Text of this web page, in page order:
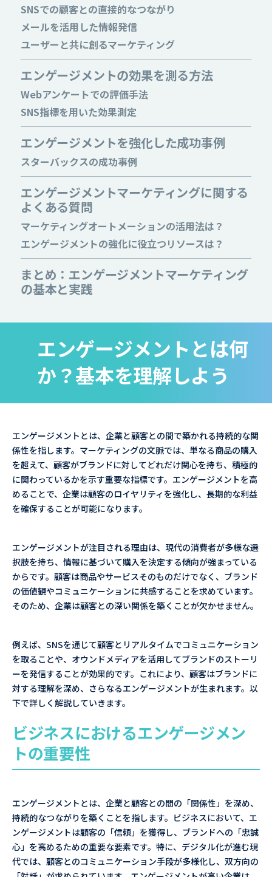
SNSでの顧客との直接的なつながり
メールを活用した情報発信
ユーザーと共に創るマーケティング
エンゲージメントの効果を測る方法
Webアンケートでの評価手法
SNS指標を用いた効果測定
エンゲージメントを強化した成功事例
スターバックスの成功事例
エンゲージメントマーケティングに関する
よくある質問
マーケティングオートメーションの活用法は？
エンゲージメントの強化に役立つリソースは？
まとめ：エンゲージメントマーケティング
の基本と実践
エンゲージメントとは何
か？基本を理解しよう
エンゲージメントとは、企業と顧客との間で築かれる持続的な関
係性を指します。マーケティングの文脈では、単なる商品の購入
を超えて、顧客がブランドに対してどれだけ関心を持ち、積極的
に関わっているかを示す重要な指標です。エンゲージメントを高
めることで、企業は顧客のロイヤリティを強化し、長期的な利益
を確保することが可能になります。
エンゲージメントが注目される理由は、現代の消費者が多様な選
択肢を持ち、情報に基づいて購入を決定する傾向が強まっている
からです。顧客は商品やサービスそのものだけでなく、ブランド
の価値観やコミュニケーションに共感することを求めています。
そのため、企業は顧客との深い関係を築くことが欠かせません。
例えば、SNSを通じて顧客とリアルタイムでコミュニケーション
を取ることや、オウンドメディアを活用してブランドのストーリ
ーを発信することが効果的です。これにより、顧客はブランドに
対する理解を深め、さらなるエンゲージメントが生まれます。以
下で詳しく解説していきます。
ビジネスにおけるエンゲージメン
トの重要性
エンゲージメントとは、企業と顧客との間の「関係性」を深め、
持続的なつながりを築くことを指します。ビジネスにおいて、エ
ンゲージメントは顧客の「信頼」を獲得し、ブランドへの「忠誠
心」を高めるための重要な要素です。特に、デジタル化が進む現
代では、顧客とのコミュニケーション手段が多様化し、双方向の